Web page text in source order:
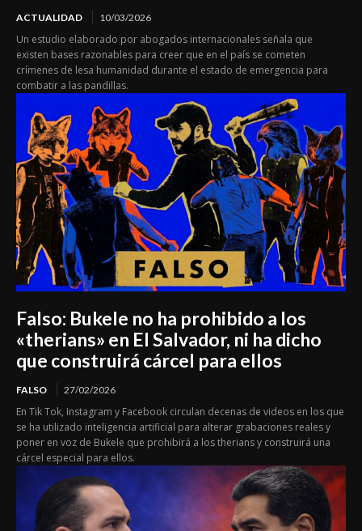
ACTUALIDAD 10/03/2026
Un estudio elaborado por abogados internacionales señala que
existen bases razonables para creer que en el país se cometen
crímenes de lesa humanidad durante el estado de emergencia para
combatir a las pandillas.
Falso: Bukele no ha prohibido a los
«therians» en El Salvador, ni ha dicho
que construirá cárcel para ellos
FALSO 27/02/2026
En Tik Tok, Instagram y Facebook circulan decenas de videos en los que
se ha utilizado inteligencia artificial para alterar grabaciones reales y
poner en voz de Bukele que prohibirá a los therians y construirá una
cárcel especial para ellos.